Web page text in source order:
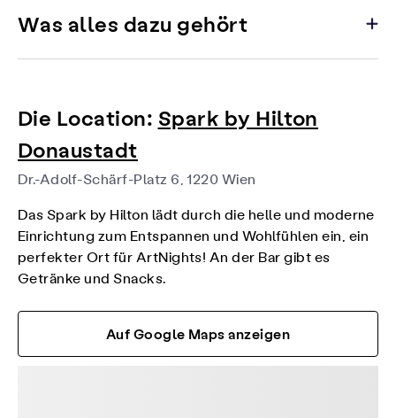
Was alles dazu gehört
Die Location: Spark by Hilton
Donaustadt
Dr.-Adolf-Schärf-Platz 6, 1220 Wien
Das Spark by Hilton lädt durch die helle und moderne
Einrichtung zum Entspannen und Wohlfühlen ein, ein
perfekter Ort für ArtNights! An der Bar gibt es
Getränke und Snacks.
Auf Google Maps anzeigen